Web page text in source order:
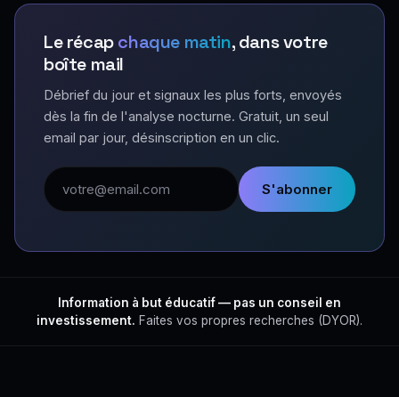
Le récapchaque matin, dans votre
boîte mail
Débrief du jour et signaux les plus forts, envoyés
dès la fin de l'analyse nocturne. Gratuit, un seul
email par jour, désinscription en un clic.
Adresse email
S'abonner
Information à but éducatif — pas un conseil en
investissement. Faites vos propres recherches (DYOR).